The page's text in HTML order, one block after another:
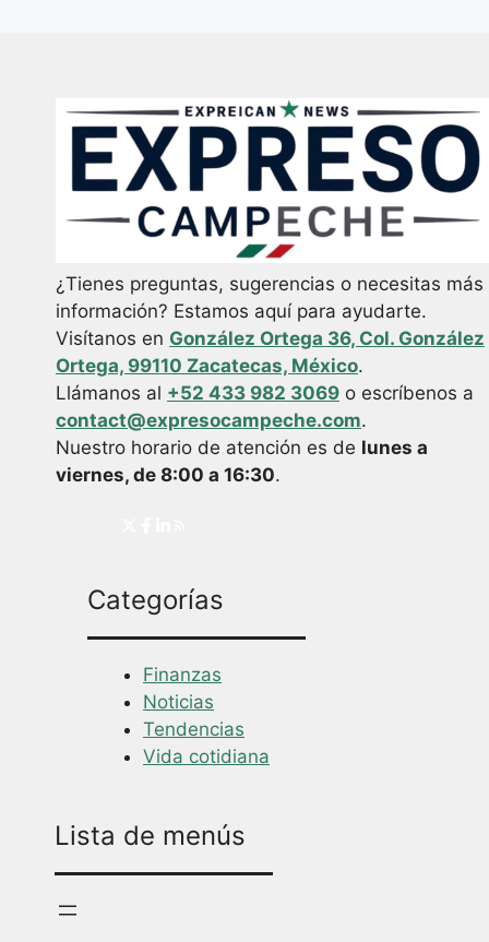
¿Tienes preguntas, sugerencias o necesitas más
información? Estamos aquí para ayudarte.
Visítanos en González Ortega 36, Col. González
Ortega, 99110 Zacatecas, México.
Llámanos al +52 433 982 3069 o escríbenos a
contact@expresocampeche.com.
Nuestro horario de atención es de lunes a
viernes, de 8:00 a 16:30.
Categorías
Finanzas
Noticias
Tendencias
Vida cotidiana
Lista de menús